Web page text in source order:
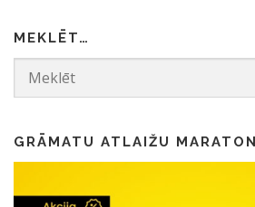
MEKLĒT…
GRĀMATU ATLAIŽU